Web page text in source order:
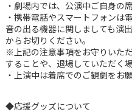
・劇場内では、公演中ご自身の
・携帯電話やスマートフォンは
音の出る機器に関しましても演
からお切りください。
※上記の注意事項をお守りいた
することや、退場していただく
・上演中は着席でのご観劇をお
◆応援グッズについて